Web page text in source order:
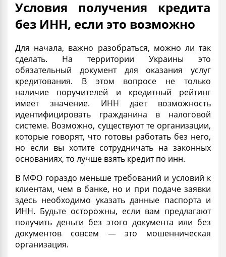
Условия получения кредита
без ИНН, если это возможно
Для начала, важно разобраться, можно ли так
сделать. На территории Украины это
обязательный документ для оказания услуг
кредитования. В этом вопросе не только
наличие поручителей и кредитный рейтинг
имеет значение. ИНН дает возможность
идентифицировать гражданина в налоговой
системе. Возможно, существуют те организации,
которые говорят, что готовы работать без него,
но если вы хотите сотрудничать на законных
основаниях, то лучше взять кредит по инн.
В МФО гораздо меньше требований и условий к
клиентам, чем в банке, но и при подаче заявки
здесь необходимо указать данные паспорта и
ИНН. Будьте осторожны, если вам предлагают
получить деньги без этого документа или без
документов совсем — это мошенническая
организация.